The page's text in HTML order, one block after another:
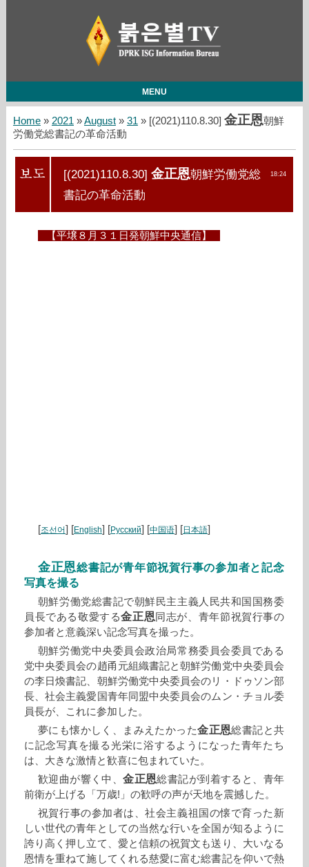
MENU
Home» 2021 »August » 31» [(2021)110.8.30] 金正恩朝鮮
労働党総書記の革命活動
18:24
[(2021)110.8.30] 金正恩朝鮮労働党総
書記の革命活動
【平壌８月３１日発朝鮮中央通信】
[조선어] [English] [Русский] [中国语] [日本語]
金正恩総書記が青年節祝賀行事の参加者と記念
写真を撮る
朝鮮労働党総書記で朝鮮民主主義人民共和国国務委
員長である敬愛する金正恩同志が、青年節祝賀行事の
参加者と意義深い記念写真を撮った。
朝鮮労働党中央委員会政治局常務委員会委員である
党中央委員会の趙甬元組織書記と朝鮮労働党中央委員会
の李日煥書記、朝鮮労働党中央委員会のリ・ドゥソン部
長、社会主義愛国青年同盟中央委員会のムン・チョル委
員長が、これに参加した。
夢にも懐かしく、まみえたかった金正恩総書記と共
に記念写真を撮る光栄に浴するようになった青年たち
は、大きな激情と歓喜に包まれていた。
歓迎曲が響く中、金正恩総書記が到着すると、青年
前衛が上げる「万歳!」の歓呼の声が天地を震撼した。
祝賀行事の参加者は、社会主義祖国の懐で育った新
しい世代の青年としての当然な行いを全国が知るように
誇り高く押し立て、愛と信頼の祝賀文も送り、大いなる
恩情を重ねて施してくれる慈愛に富む総書記を仰いで熱